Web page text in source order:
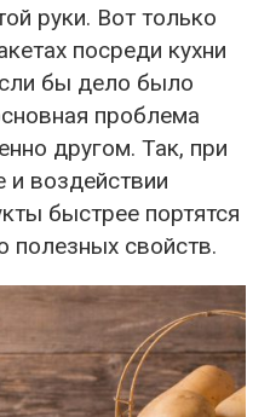
руки. Вот только
посреди кухни
бы дело было
проблема
другом. Так, при
и воздействии
быстрее портятся
полезных свойств.